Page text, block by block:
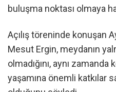
buluşma noktası olmaya
Açılış töreninde konuşan
Mesut Ergin, meydanın
olmadığını, aynı
yaşamına önemli katkılar